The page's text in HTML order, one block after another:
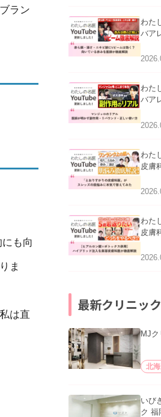
ラン
も向
ま
は直
わた
バア
跡に
わた
バア
医師
わた
皮膚
ッズ
わた
皮膚
用】
最新クリニック
MJ
北
いび
ク 福